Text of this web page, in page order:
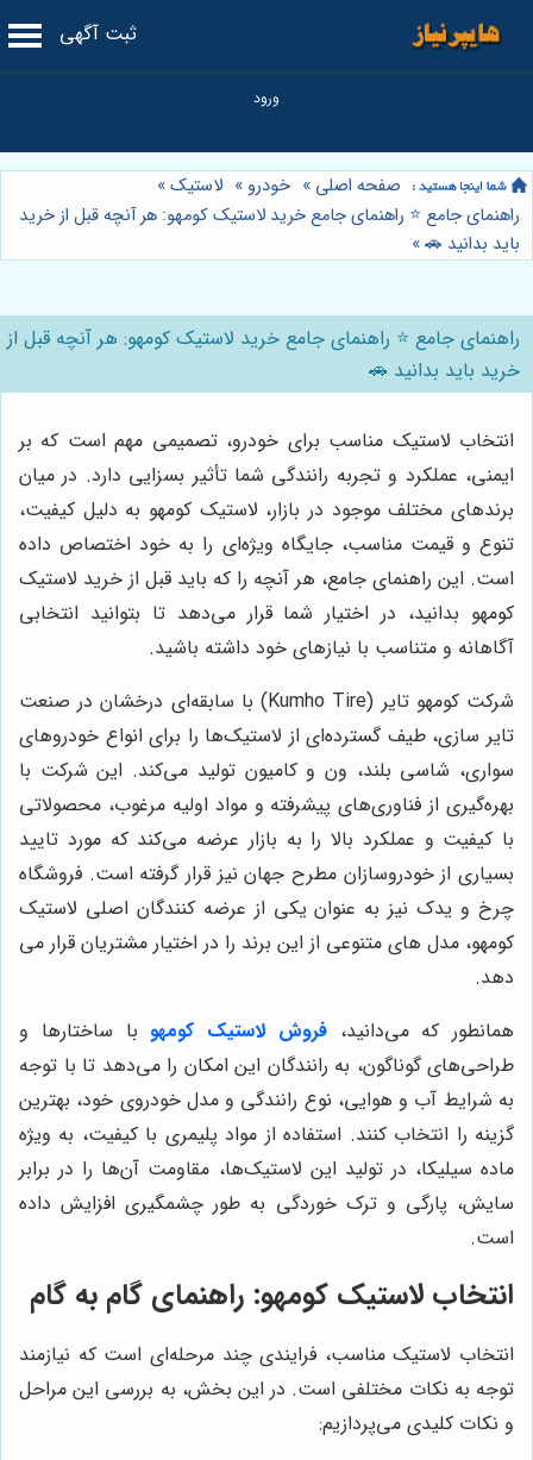
ثبت آگهی
صفحه اصلی » خودرو » لاستیک»
راهنمای جامع ⭐️ راهنمای جامع خرید لاستیک کومهو: هر آنچه قبل از خرید
باید بدانید 🚗»
راهنمای جامع ⭐️ راهنمای جامع خرید لاستیک کومهو: هر آنچه قبل از
خرید باید بدانید 🚗
انتخاب لاستیک مناسب برای خودرو، تصمیمی مهم است که بر
ایمنی، عملکرد و تجربه رانندگی شما تأثیر بسزایی دارد. در میان
برندهای مختلف موجود در بازار، لاستیک کومهو به دلیل کیفیت،
تنوع و قیمت مناسب، جایگاه ویژه‌ای را به خود اختصاص داده
است. این راهنمای جامع، هر آنچه را که باید قبل از خرید لاستیک
کومهو بدانید، در اختیار شما قرار می‌دهد تا بتوانید انتخابی
آگاهانه و متناسب با نیازهای خود داشته باشید.
شرکت کومهو تایر (Kumho Tire) با سابقه‌ای درخشان در صنعت
تایر سازی، طیف گسترده‌ای از لاستیک‌ها را برای انواع خودروهای
سواری، شاسی بلند، ون و کامیون تولید می‌کند. این شرکت با
بهره‌گیری از فناوری‌های پیشرفته و مواد اولیه مرغوب، محصولاتی
با کیفیت و عملکرد بالا را به بازار عرضه می‌کند که مورد تایید
بسیاری از خودروسازان مطرح جهان نیز قرار گرفته است. فروشگاه
چرخ و یدک نیز به عنوان یکی از عرضه کنندگان اصلی لاستیک
کومهو، مدل های متنوعی از این برند را در اختیار مشتریان قرار می
دهد.
همانطور که می‌دانید،فروش لاستیک کومهوبا ساختارها و
طراحی‌های گوناگون، به رانندگان این امکان را می‌دهد تا با توجه
به شرایط آب و هوایی، نوع رانندگی و مدل خودروی خود، بهترین
گزینه را انتخاب کنند. استفاده از مواد پلیمری با کیفیت، به ویژه
ماده سیلیکا، در تولید این لاستیک‌ها، مقاومت آن‌ها را در برابر
سایش، پارگی و ترک خوردگی به طور چشمگیری افزایش داده
است.
انتخاب لاستیک کومهو: راهنمای گام به گام
انتخاب لاستیک مناسب، فرایندی چند مرحله‌ای است که نیازمند
توجه به نکات مختلفی است. در این بخش، به بررسی این مراحل
و نکات کلیدی می‌پردازیم: